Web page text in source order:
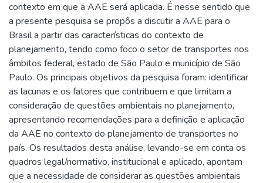
contexto em que a AAE será aplicada. É nesse sentido que
a presente pesquisa se propôs a discutir a AAE para o
Brasil a partir das características do contexto de
planejamento, tendo como foco o setor de transportes nos
âmbitos federal, estado de São Paulo e município de São
Paulo. Os principais objetivos da pesquisa foram: identificar
as lacunas e os fatores que contribuem e que limitam a
consideração de questões ambientais no planejamento,
apresentando recomendações para a definição e aplicação
da AAE no contexto do planejamento de transportes no
país. Os resultados desta análise, levando-se em conta os
quadros legal/normativo, institucional e aplicado, apontam
que a necessidade de considerar as questões ambientais